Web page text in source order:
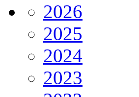
2026
2025
2024
2023